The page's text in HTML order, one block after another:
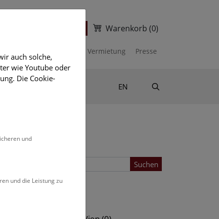
Warenkorb (0)
Vermietung Presse
EN
Suchen
auch solche,
wie Youtube oder
Die Cookie-
und
und die Leistung zu